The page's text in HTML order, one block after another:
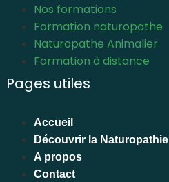
Nos formations
Formation naturopathe
Naturopathe Animalier
Formation à distance
Pages utiles
Accueil
Découvrir la Naturopathie
A propos
Contact